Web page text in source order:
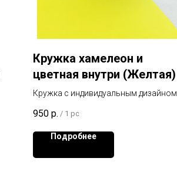
Кружка хамелеон и
цветная внутри (Желтая)
Кружка с индивидуальным дизайном.
950 р. / 1 pc
Подробнее